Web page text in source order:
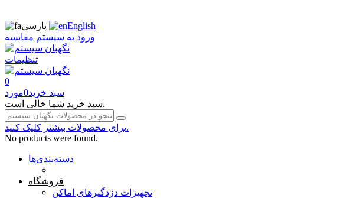
پارسی
English
ورود به سیستم مقایسه
تنظیمات
0
سبد خرید0مورد
سبد خرید شما خالی است.
برای محصولات بیشتر کلیک کنید.
No products were found.
دسته‌بندی‌ها
فروشگاه
تجهیزات دزدگیرهای اماکن